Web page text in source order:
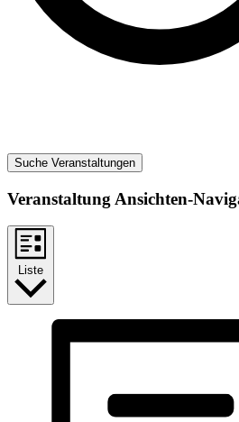
Suche Veranstaltungen
Veranstaltung Ansichten-
Liste